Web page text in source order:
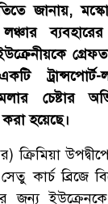
জানায়,
লঞ্চার
চেষ্টার
হয়েছে।
কার্চ ব্রিজে
জন্য